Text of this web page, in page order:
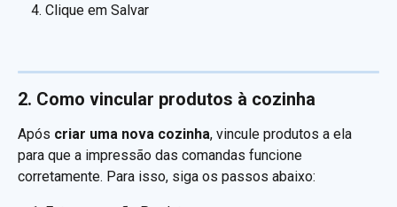
Clique em Salvar
2. Como vincular produtos à cozinha
Após criar uma nova cozinha, vincule produtos a ela
para que a impressão das comandas funcione
corretamente. Para isso, siga os passos abaixo: